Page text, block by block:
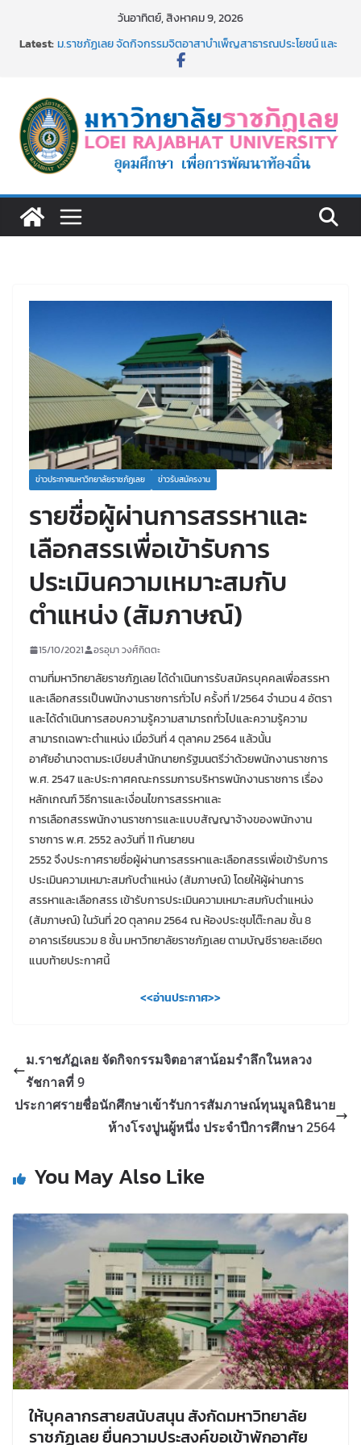
วันอาทิตย์, สิงหาคม 9, 2026
Latest:ม.ราชภัฏเลย จัดกิจกรรมจิตอาสาบำเพ็ญสาธารณประโยชน์ และ
เงินรายได้
ม.ราชภัฏเลย จัดมหกรรมวิชาการ เปิดบ้าน LRU ครั้งที่ 4 เปิดให้
นักเรียนมัธยมปลายค้นหาสาขาวิชาในฝัน สู่อนาคตที่ใช่
อธิการบดี มรภ.เลย ร่วมประชุมชี้แจงกับคณะอนุกรรมาธิการ
ประจำปีงบประมาณ พ.ศ. 2570
๑,๙๗๒ ชุด โดยวิธีเฉพาะเจาะจง
ข่าวประกาศมหาวิทยาลัยราชภัฏเลย ข่าวรับสมัครงาน
รายชื่อผู้ผ่านการสรรหาและ
เลือกสรรเพื่อเข้ารับการ
ประเมินความเหมาะสมกับ
ตำแหน่ง (สัมภาษณ์)
15/10/2021 อรอุมา วงศ์กิตตะ
ตามที่มหาวิทยาลัยราชภัฏเลย ได้ดำเนินการรับสมัครบุคคลเพื่อสรรหา
และเลือกสรรเป็นพนักงานราชการทั่วไป ครั้งที่ 1/2564 จำนวน 4 อัตรา
และได้ดำเนินการสอบความรู้ความสามารถทั่วไปและความรู้ความ
สามารถเฉพาะตำแหน่ง เมื่อวันที่ 4 ตุลาคม 2564 แล้วนั้น
อาศัยอำนาจตามระเบียบสำนักนายกรัฐมนตรีว่าด้วยพนักงานราชการ
พ.ศ. 2547 และประกาศคณะกรรมการบริหารพนักงานราชการ เรื่อง
หลักเกณฑ์ วิธีการและเงื่อนไขการสรรหาและ
การเลือกสรรพนักงานราชการและแบบสัญญาจ้างของพนักงาน
ราชการ พ.ศ. 2552 ลงวันที่ 11 กันยายน
2552 จึงประกาศรายชื่อผู้ผ่านการสรรหาและเลือกสรรเพื่อเข้ารับการ
ประเมินความเหมาะสมกับตำแหน่ง (สัมภาษณ์) โดยให้ผู้ผ่านการ
สรรหาและเลือกสรร เข้ารับการประเมินความเหมาะสมกับตำแหน่ง
(สัมภาษณ์) ในวันที่ 20 ตุลาคม 2564 ณ ห้องประชุมโต๊ะกลม ชั้น 8
อาคารเรียนรวม 8 ชั้น มหาวิทยาลัยราชภัฏเลย ตามบัญชีรายละเอียด
แนบท้ายประกาศนี้
<<อ่านประกาศ>>
ม.ราชภัฏเลย จัดกิจกรรมจิตอาสาน้อมรำลึกในหลวง
รัชกาลที่ 9
ประกาศรายชื่อนักศึกษาเข้ารับการสัมภาษณ์ทุนมูลนิธินาย
ห้างโรงปูนผู้หนึ่ง ประจำปีการศึกษา 2564
You May Also Like
ให้บุคลากรสายสนับสนุน สังกัดมหาวิทยาลัย
ราชภัฏเลย ยื่นความประสงค์ขอเข้าพักอาศัย